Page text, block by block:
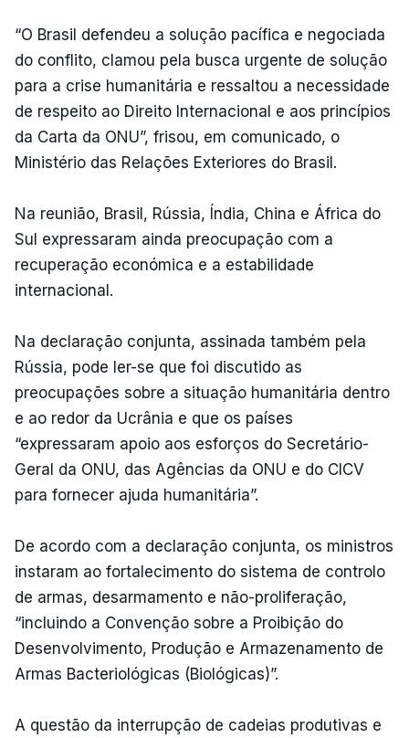
“O Brasil defendeu a solução pacífica e negociada
do conflito, clamou pela busca urgente de solução
para a crise humanitária e ressaltou a necessidade
de respeito ao Direito Internacional e aos princípios
da Carta da ONU”, frisou, em comunicado, o
Ministério das Relações Exteriores do Brasil.
Na reunião, Brasil, Rússia, Índia, China e África do
Sul expressaram ainda preocupação com a
recuperação económica e a estabilidade
internacional.
Na declaração conjunta, assinada também pela
Rússia, pode ler-se que foi discutido as
preocupações sobre a situação humanitária dentro
e ao redor da Ucrânia e que os países
“expressaram apoio aos esforços do Secretário-
Geral da ONU, das Agências da ONU e do CICV
para fornecer ajuda humanitária”.
De acordo com a declaração conjunta, os ministros
instaram ao fortalecimento do sistema de controlo
de armas, desarmamento e não-proliferação,
“incluindo a Convenção sobre a Proibição do
Desenvolvimento, Produção e Armazenamento de
Armas Bacteriológicas (Biológicas)”.
A questão da interrupção de cadeias produtivas e